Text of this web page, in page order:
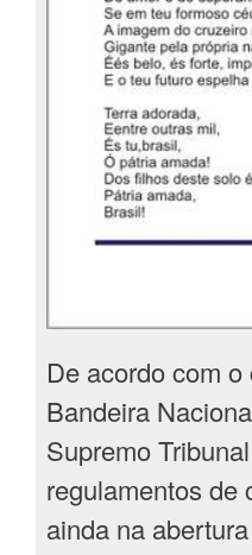
De acordo com
Bandeira
Supremo
regulamentos de
ainda na